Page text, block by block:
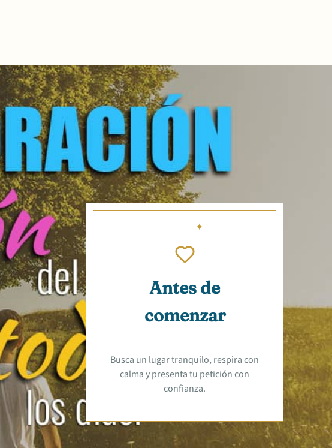
Antes de
comenzar
Busca un lugar tranquilo, respira con
calma y presenta tu petición con
confianza.